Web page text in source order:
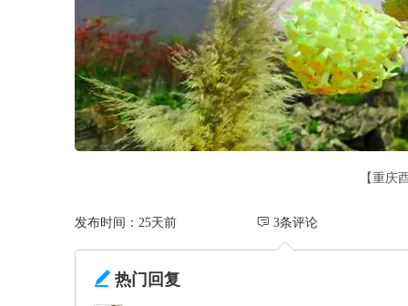
【重庆
发布时间：25天前  3条评论
 热门回复